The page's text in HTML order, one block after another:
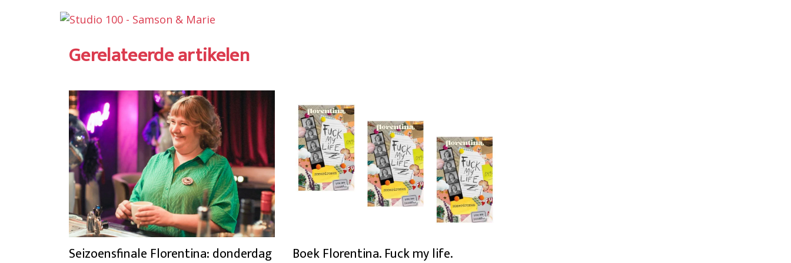
Gerelateerde artikelen
Seizoensfinale Florentina: donderdag Boek Florentina. Fuck my life.